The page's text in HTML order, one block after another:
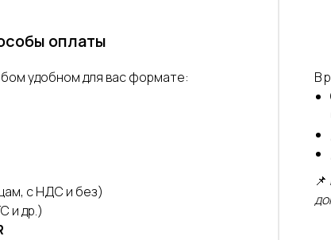
оплаты
удобном для вас формате:
с НДС и без)
и др.)
В
📌